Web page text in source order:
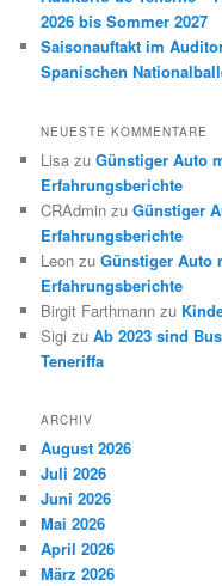
2026 bis Sommer 2027
Saisonauftakt im
Spanischen
NEUESTE KOMMENTARE
Lisa zuGünstiger Auto
Erfahrungsberichte
CRAdmin zuGünstiger
Erfahrungsberichte
Leon zuGünstiger Auto
Erfahrungsberichte
Birgit Farthmann zu
Sigi zuAb 2023 sind
Teneriffa
ARCHIV
August 2026
Juli 2026
Juni 2026
Mai 2026
April 2026
März 2026